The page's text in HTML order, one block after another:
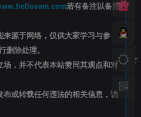
若有备注以备注
源于网络，仅供大家学习与参
删除处理。
，并不代表本站赞同其观点和对
或转载任何违法的相关信息，访